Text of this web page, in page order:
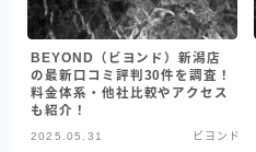
BEYOND（ビヨンド）新潟店
の最新口コミ評判30件を調査！
料金体系・他社比較やアクセス
も紹介！
2025.05.31 ビヨンド